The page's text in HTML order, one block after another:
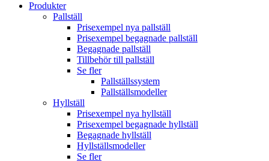
Produkter
Pallställ
Prisexempel nya pallställ
Prisexempel begagnade pallställ
Begagnade pallställ
Tillbehör till pallställ
Se fler
Pallställssystem
Pallställsmodeller
Hyllställ
Prisexempel nya hyllställ
Prisexempel begagnade hyllställ
Begagnade hyllställ
Hyllställsmodeller
Se fler